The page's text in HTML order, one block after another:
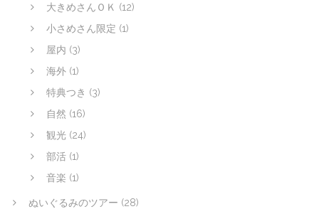
大きめさんＯＫ (12)
小さめさん限定 (1)
屋内 (3)
海外 (1)
特典つき (3)
自然 (16)
観光 (24)
部活 (1)
音楽 (1)
ぬいぐるみのツアー (28)